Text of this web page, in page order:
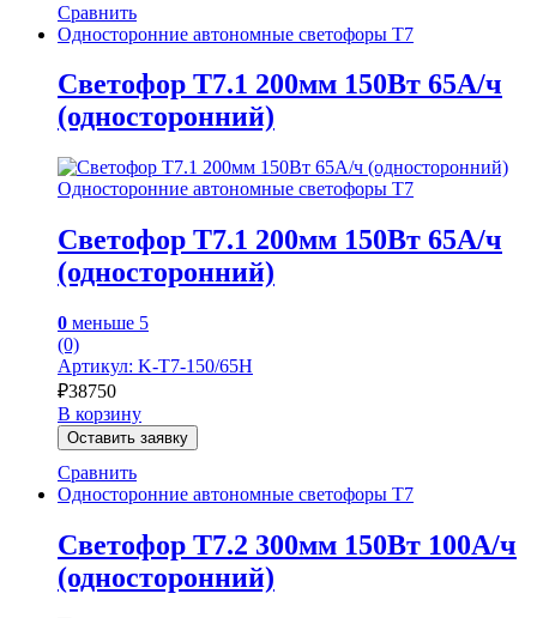
Сравнить
Односторонние автономные светофоры Т7
Светофор Т7.1 200мм 150Вт 65А/ч
(односторонний)
Односторонние автономные светофоры Т7
Светофор Т7.1 200мм 150Вт 65А/ч
(односторонний)
0 меньше 5
(0)
Артикул: K-Т7-150/65Н
₽38750
В корзину
Оставить заявку
Сравнить
Односторонние автономные светофоры Т7
Светофор Т7.2 300мм 150Вт 100А/ч
(односторонний)